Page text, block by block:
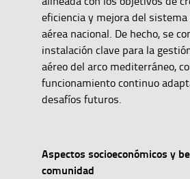
eficiencia y mejora del sistema
aérea nacional. De hecho, se
instalación clave para la
aéreo del arco mediterráneo,
funcionamiento continuo
desafíos futuros.
Aspectos socioeconómicos y
comunidad